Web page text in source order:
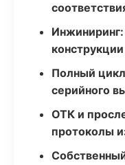
Полный
серийного
ОТК и
протоколы